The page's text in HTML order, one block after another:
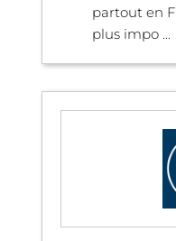
partout en
plus impo ...